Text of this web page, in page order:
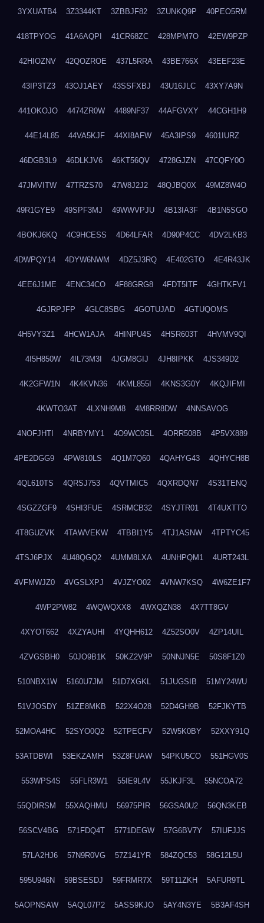
3YXUATB4 3Z3344KT 3ZBBJF82 3ZUNKQ9P 40PEO5RM
418TPYOG 41A6AQPI 41CR68ZC 428MPM7O 42EW9PZP
42HIOZNV 42QOZROE 437L5RRA 43BE766X 43EEF23E
43IP3TZ3 43OJ1AEY 43SSFXBJ 43U16JLC 43XY7A9N
441OKOJO 4474ZR0W 4489NF37 44AFGVXY 44CGH1H9
44E14L85 44VA5KJF 44XI8AFW 45A3IPS9 4601IURZ
46DGB3L9 46DLKJV6 46KT56QV 4728GJZN 47CQFY0O
47JMVITW 47TRZS70 47W8J2J2 48QJBQ0X 49MZ8W4O
49R1GYE9 49SPF3MJ 49WWVPJU 4B13IA3F 4B1N5SGO
4BOKJ6KQ 4C9HCESS 4D64LFAR 4D90P4CC 4DV2LKB3
4DWPQY14 4DYW6NWM 4DZ5J3RQ 4E402GTO 4E4R43JK
4EE6J1ME 4ENC34CO 4F88GRG8 4FDT5ITF 4GHTKFV1
4GJRPJFP 4GLC8SBG 4GOTUJAD 4GTUQOMS
4H5VY3Z1 4HCW1AJA 4HINPU4S 4HSR603T 4HVMV9QI
4I5H850W 4IL73M3I 4JGM8GIJ 4JH8IPKK 4JS349D2
4K2GFW1N 4K4KVN36 4KML855I 4KNS3G0Y 4KQJIFMI
4KWTO3AT 4LXNH9M8 4M8RR8DW 4NNSAVOG
4NOFJHTI 4NRBYMY1 4O9WC0SL 4ORR508B 4P5VX889
4PE2DGG9 4PW810LS 4Q1M7Q60 4QAHYG43 4QHYCH8B
4QL610TS 4QRSJ753 4QVTMIC5 4QXRDQN7 4S31TENQ
4SGZZGF9 4SHI3FUE 4SRMCB32 4SYJTR01 4T4UXTTO
4T8GUZVK 4TAWVEKW 4TBBI1Y5 4TJ1ASNW 4TPTYC45
4TSJ6PJX 4U48QGQ2 4UMM8LXA 4UNHPQM1 4URT243L
4VFMWJZ0 4VGSLXPJ 4VJZYO02 4VNW7KSQ 4W6ZE1F7
4WP2PW82 4WQWQXX8 4WXQZN38 4X7TT8GV
4XYOT662 4XZYAUHI 4YQHH612 4Z52SO0V 4ZP14UIL
4ZVGSBH0 50JO9B1K 50KZ2V9P 50NNJN5E 50S8F1Z0
510NBX1W 5160U7JM 51D7XGKL 51JUGSIB 51MY24WU
51VJOSDY 51ZE8MKB 522X4O28 52D4GH9B 52FJKYTB
52MOA4HC 52SYO0Q2 52TPECFV 52W5K0BY 52XXY91Q
53ATDBWI 53EKZAMH 53Z8FUAW 54PKU5CO 551HGV0S
553WPS4S 55FLR3W1 55IE9L4V 55JKJF3L 55NCOA72
55QDIRSM 55XAQHMU 56975PIR 56GSA0U2 56QN3KEB
56SCV4BG 571FDQ4T 5771DEGW 57G6BV7Y 57IUFJJS
57LA2HJ6 57N9R0VG 57Z141YR 584ZQC53 58G12L5U
595U946N 59BSESDJ 59FRMR7X 59T11ZKH 5AFUR9TL
5AOPNSAW 5AQL07P2 5ASS9KJO 5AY4N3YE 5B3AF4SH